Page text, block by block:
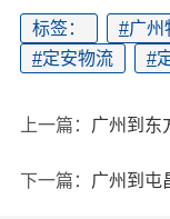
标签： #广州
#定安物流 #
上一篇： 广州到东
下一篇： 广州到屯